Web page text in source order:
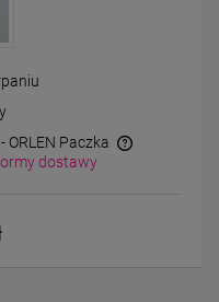
- ORLEN Paczka
dostawy